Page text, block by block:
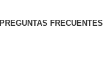
PREGUNTAS FRECUENTES